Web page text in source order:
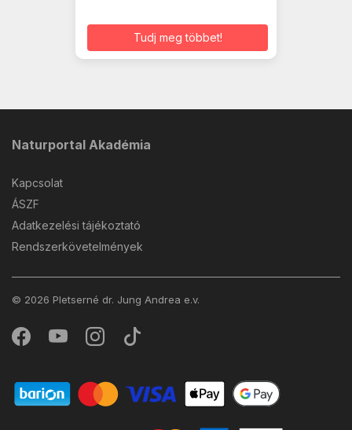
Tudj meg többet!
Naturportal Akadémia
Kapcsolat
ÁSZF
Adatkezelési tájékoztató
Rendszerkövetelmények
© 2026 Pletserné dr. Jung Andrea e.v.